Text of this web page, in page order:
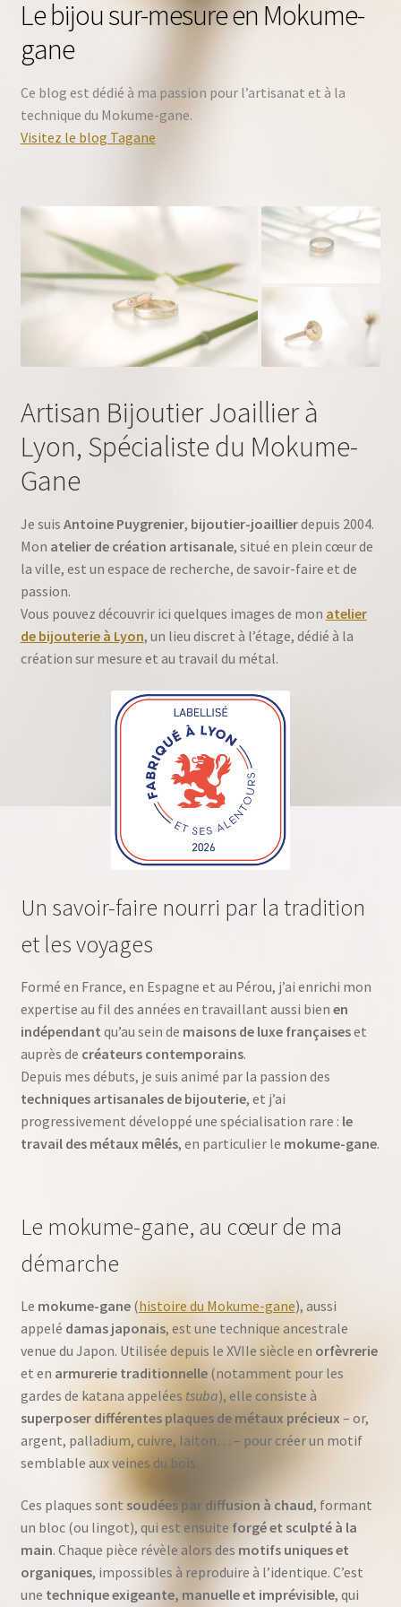
Le bijou sur-mesure en Mokume-
gane
Ce blog est dédié à ma passion pour l’artisanat et à la
technique du Mokume-gane.
Visitez le blog Tagane
Artisan Bijoutier Joaillier à
Lyon, Spécialiste du Mokume-
Gane
Je suis Antoine Puygrenier, bijoutier-joaillierdepuis 2004.
Mon atelier de création artisanale, situé en plein cœur de
la ville, est un espace de recherche, de savoir-faire et de
passion.
Vous pouvez découvrir ici quelques images de mon atelier
de bijouterie à Lyon, un lieu discret à l’étage, dédié à la
création sur mesure et au travail du métal.
Un savoir-faire nourri par la tradition
et les voyages
Formé en France, en Espagne et au Pérou, j’ai enrichi mon
expertise au fil des années en travaillant aussi bien en
indépendant qu’au sein de maisons de luxe françaiseset
auprès de créateurs contemporains.
Depuis mes débuts, je suis animé par la passion des
techniques artisanales de bijouterie, et j’ai
progressivement développé une spécialisation rare : le
travail des métaux mêlés, en particulier le mokume-gane.
Le mokume-gane, au cœur de ma
démarche
Le mokume-gane(histoire du Mokume-gane), aussi
appelé damas japonais, est une technique ancestrale
venue du Japon. Utilisée depuis le XVIIe siècle en orfèvrerie
et en armurerie traditionnelle(notamment pour les
gardes de katana appelées tsuba), elle consiste à
superposer différentes plaques de métaux précieux – or,
argent, palladium, cuivre, laiton… – pour créer un motif
semblable aux veines du bois.
Ces plaques sont soudées par diffusion à chaud, formant
un bloc (ou lingot), qui est ensuite forgé et sculpté à la
main. Chaque pièce révèle alors des motifs uniques et
organiques, impossibles à reproduire à l’identique. C’est
une technique exigeante, manuelle et imprévisible, qui